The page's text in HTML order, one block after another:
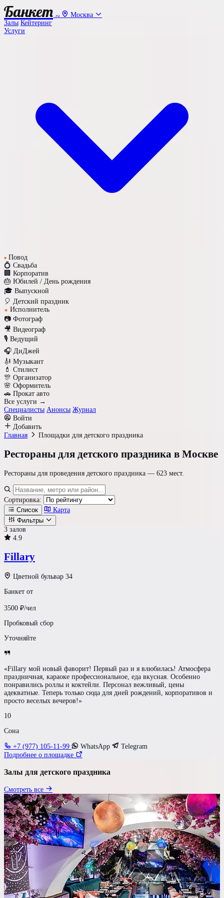
Банкет .ru
Москва
Залы Кейтеринг
Услуги
♥ Повод
💍 Свадьба
🏢 Корпоратив
🎂 Юбилей / День рождения
🎓 Выпускной
🎈 Детский праздник
★ Исполнитель
📷 Фотограф
🎥 Видеограф
🎙️ Ведущий
🎧 ДиДжей
🎻 Музыкант
💄 Стилист
🎊 Организатор
🌸 Оформитель
🚗 Прокат авто
Все услуги →
Специалисты Анонсы Журнал
Войти
Добавить
Главная
Площадки для детского праздника
Рестораны для детского праздника в Москве
Рестораны для проведения детского праздника — 623 мест.
Сортировка:
Список
Карта
Фильтры
Где проводим?
Формат площадки
Светлый Лофт
Шатер у воды
Усадьба
Гостей
до 60 чел
Требования к площадке
Аниматоры
Игровая зона
Сцена
Своя парковка
Свой алкоголь
Показать результаты
Сбросить
3 залов
4.9
Fillary
Цветной бульвар 34
Банкет от
3500 ₽/чел
Пробковый сбор
Уточняйте
«Fillary мой новый фаворит! Первый раз и я влюбилась! Атмосфера
праздничная, караоке профессиональное, еда вкусная. Особенно
понравились роллы и коктейли. Персонал вежливый, цены
адекватные. Теперь только сюда для дней рождений, корпоративов и
просто веселых вечеров!»
10
Сона
+7 (977) 105-11-99 WhatsApp
Telegram
Подробнее о площадке
Залы для детского праздника
Смотреть все